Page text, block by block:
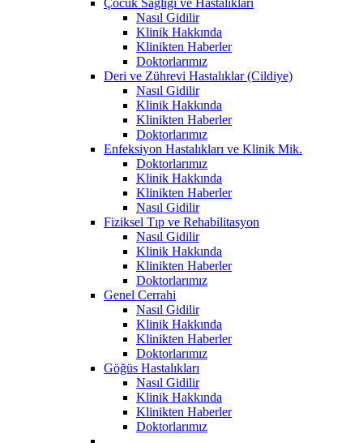
Nasıl Gidilir
Klinik Hakkında
Klinikten Haberler
Doktorlarımız
Deri ve Zührevi Hastalıklar (Cildiye)
Nasıl Gidilir
Klinik Hakkında
Klinikten Haberler
Doktorlarımız
Enfeksiyon Hastalıkları ve Klinik Mik.
Doktorlarımız
Klinik Hakkında
Klinikten Haberler
Nasıl Gidilir
Fiziksel Tıp ve Rehabilitasyon
Nasıl Gidilir
Klinik Hakkında
Klinikten Haberler
Doktorlarımız
Genel Cerrahi
Nasıl Gidilir
Klinik Hakkında
Klinikten Haberler
Doktorlarımız
Göğüs Hastalıkları
Nasıl Gidilir
Klinik Hakkında
Klinikten Haberler
Doktorlarımız